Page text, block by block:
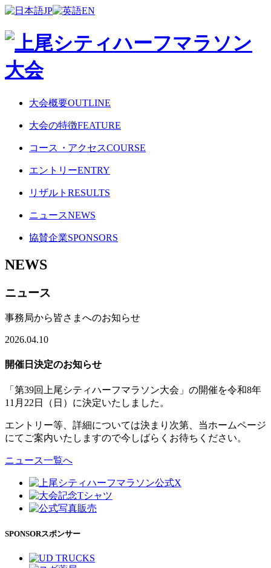
JP EN
大会概要OUTLINE
大会の特徴FEATURE
コース ・ アクセスCOURSE
エントリーENTRY
リザルト RESULTS
ニュースNEWS
協賛企業SPONSORS
NEWS
ニュース
事務局から皆さまへのお知らせ
2026.04.10
開催日決定のお知らせ
「第39回上尾シティハーフマラソン大会」の開催を令和8年
11月22日（日）に決定いたしました。
エントリー等、詳細については決まり次第、当ホームページ
にてご案内いたしますので今しばらくお待ちください。
ニュース一覧へ
SPONSORスポンサー